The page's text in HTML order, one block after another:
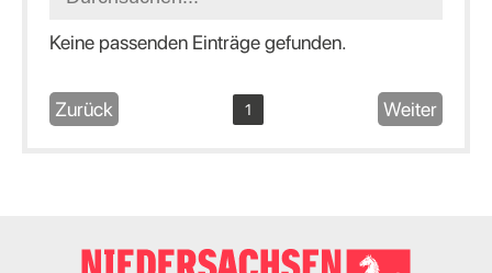
Keine passenden Einträge gefunden.
Zurück 1 Weiter